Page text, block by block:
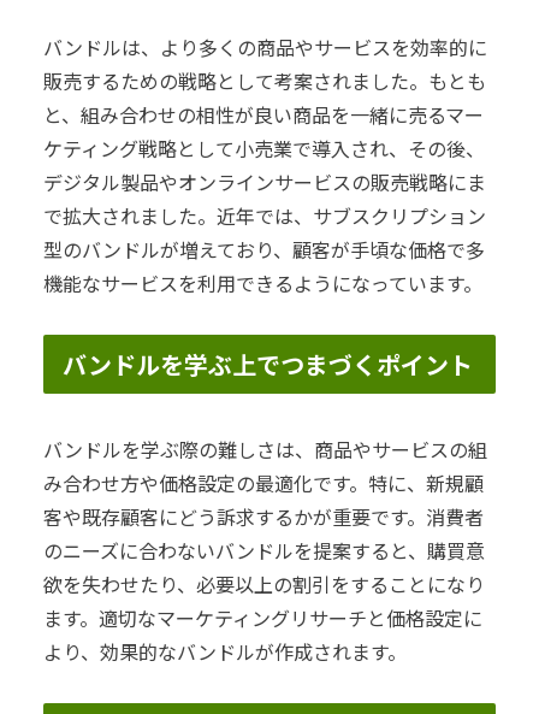
バンドルは、より多くの商品やサービスを効率的に
販売するための戦略として考案されました。もとも
と、組み合わせの相性が良い商品を一緒に売るマー
ケティング戦略として小売業で導入され、その後、
デジタル製品やオンラインサービスの販売戦略にま
で拡大されました。近年では、サブスクリプション
型のバンドルが増えており、顧客が手頃な価格で多
機能なサービスを利用できるようになっています。
バンドルを学ぶ上でつまづくポイント
バンドルを学ぶ際の難しさは、商品やサービスの組
み合わせ方や価格設定の最適化です。特に、新規顧
客や既存顧客にどう訴求するかが重要です。消費者
のニーズに合わないバンドルを提案すると、購買意
欲を失わせたり、必要以上の割引をすることになり
ます。適切なマーケティングリサーチと価格設定に
より、効果的なバンドルが作成されます。